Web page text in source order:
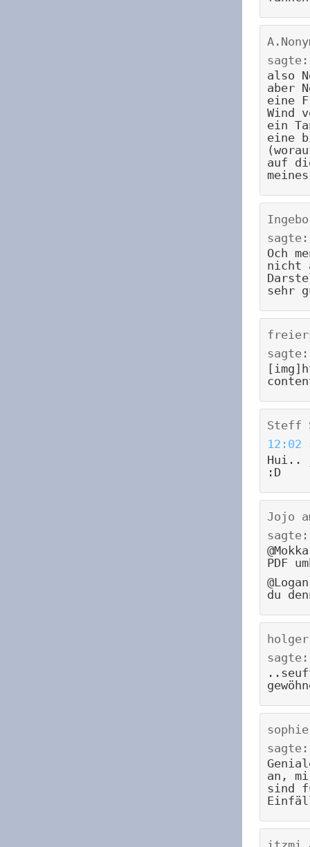
sagte:
also
aber
eine
Wind
ein
eine
auf
sagte:
Och
nicht
sehr
sagte:
Steff
12:02
Hui..
:D
Jojo
sagte:
PDF
du
holger
sagte:
sagte:
an,
sind